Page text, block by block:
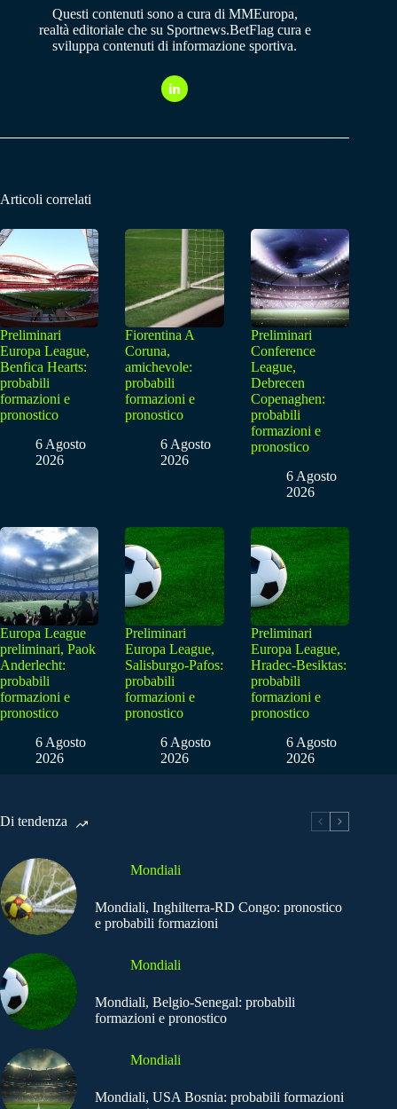
Questi contenuti sono a cura di MMEuropa,
realtà editoriale che su Sportnews.BetFlag cura e
sviluppa contenuti di informazione sportiva.
Articoli correlati
Preliminari
Europa League,
Benfica Hearts:
probabili
formazioni e
pronostico
6 Agosto
2026
Fiorentina A
Coruna,
amichevole:
probabili
formazioni e
pronostico
6 Agosto
2026
Preliminari
Conference
League,
Debrecen
Copenaghen:
probabili
formazioni e
pronostico
6 Agosto
2026
Europa League
preliminari, Paok
Anderlecht:
probabili
formazioni e
pronostico
6 Agosto
2026
Preliminari
Europa League,
Salisburgo-Pafos:
probabili
formazioni e
pronostico
6 Agosto
2026
Preliminari
Europa League,
Hradec-Besiktas:
probabili
formazioni e
pronostico
6 Agosto
2026
Di tendenza
Mondiali
Mondiali, Inghilterra-RD Congo: pronostico
e probabili formazioni
Mondiali
Mondiali, Belgio-Senegal: probabili
formazioni e pronostico
Mondiali
Mondiali, USA Bosnia: probabili formazioni